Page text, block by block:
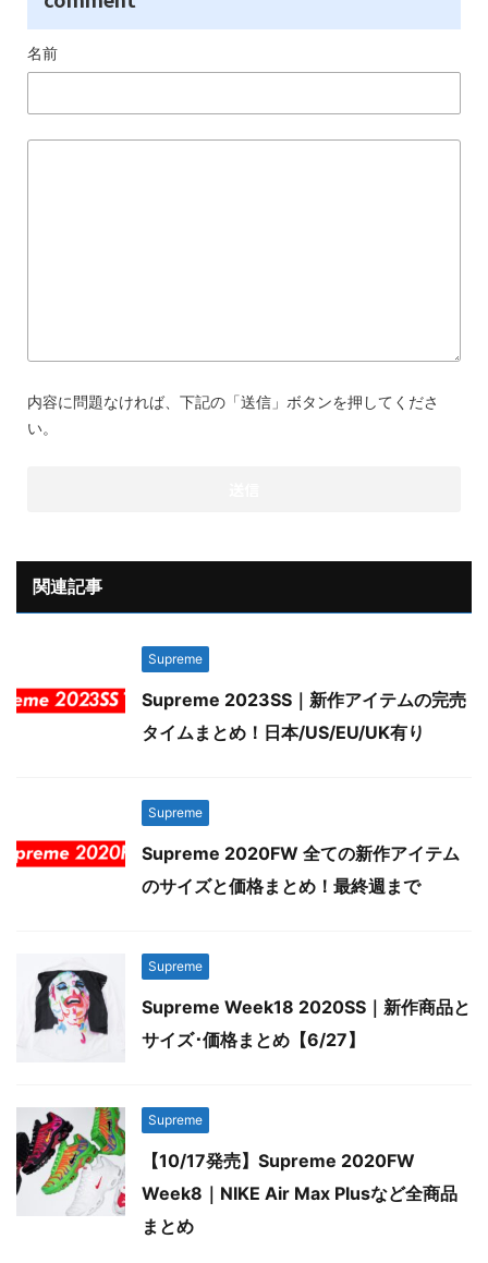
名前
内容に問題なければ、下記の「送信」ボタンを押してくださ
い。
関連記事
Supreme
Supreme 2023SS｜新作アイテムの完売
タイムまとめ！日本/US/EU/UK有り
Supreme
Supreme 2020FW 全ての新作アイテム
のサイズと価格まとめ！最終週まで
Supreme
Supreme Week18 2020SS｜新作商品と
サイズ･価格まとめ【6/27】
Supreme
【10/17発売】Supreme 2020FW
Week8｜NIKE Air Max Plusなど全商品
まとめ